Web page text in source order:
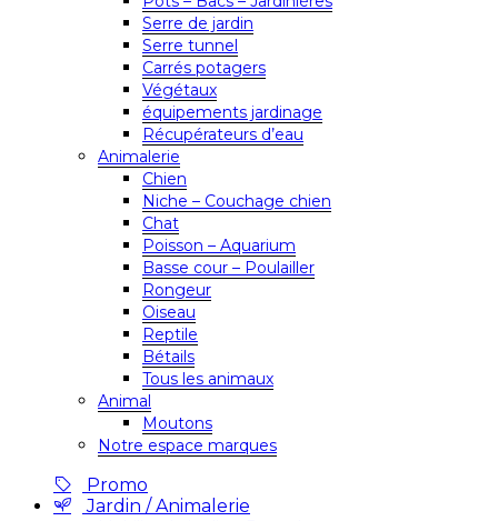
Serre de jardin
Serre tunnel
Carrés potagers
Végétaux
équipements jardinage
Récupérateurs d’eau
Animalerie
Chien
Niche – Couchage chien
Chat
Poisson – Aquarium
Basse cour – Poulailler
Rongeur
Oiseau
Reptile
Bétails
Tous les animaux
Animal
Moutons
Notre espace marques
Promo
Jardin / Animalerie